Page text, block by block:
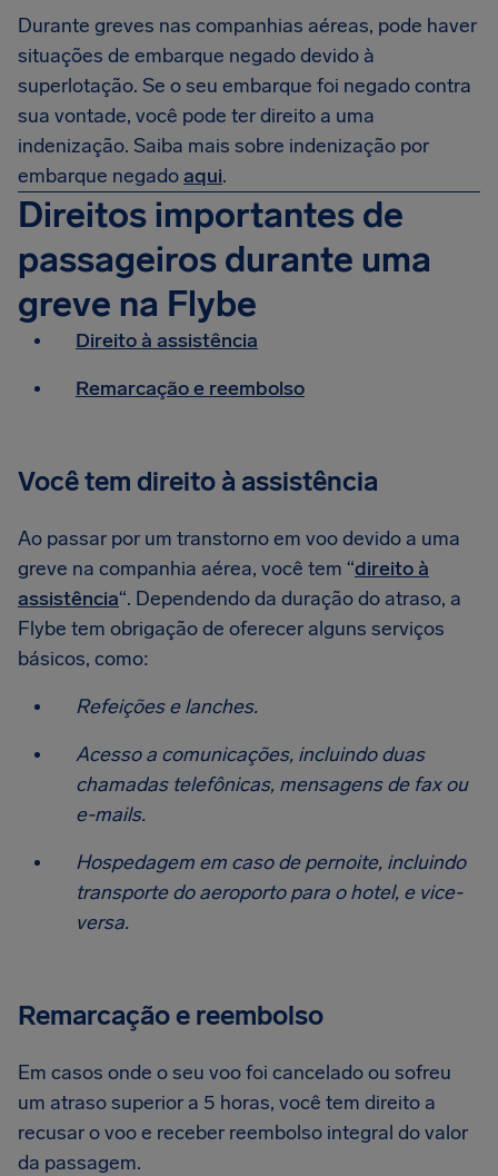
Durante greves nas companhias aéreas, pode haver
situações de embarque negado devido à
superlotação. Se o seu embarque foi negado contra
sua vontade, você pode ter direito a uma
indenização. Saiba mais sobre indenização por
embarque negadoaqui.
Direitos importantes de
passageiros durante uma
greve na Flybe
Direito à assistência
Remarcação e reembolso
Você tem direito à assistência
Ao passar por um transtorno em voo devido a uma
greve na companhia aérea, você tem “direito à
assistência“. Dependendo da duração do atraso, a
Flybe tem obrigação de oferecer alguns serviços
básicos, como:
Refeições e lanches.
Acesso a comunicações, incluindo duas
chamadas telefônicas, mensagens de fax ou
e-mails.
Hospedagem em caso de pernoite, incluindo
transporte do aeroporto para o hotel, e vice-
versa.
Remarcação e reembolso
Em casos onde o seu voo foi cancelado ou sofreu
um atraso superior a 5 horas, você tem direito a
recusar o voo e receber reembolso integral do valor
da passagem.